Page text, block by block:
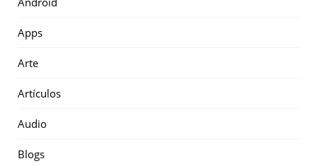
Apps
Arte
Artículos
Audio
Blogs